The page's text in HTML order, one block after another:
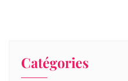
Catégories